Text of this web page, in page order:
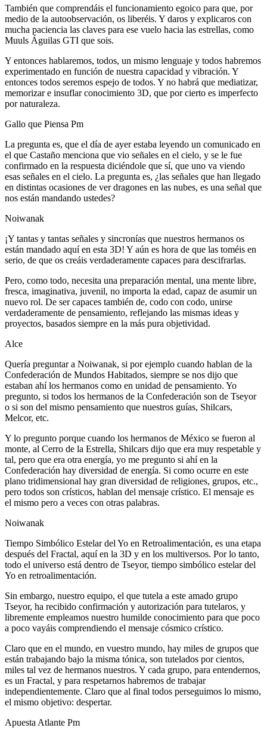
También que comprendáis el funcionamiento egoico para que, por
medio de la autoobservación, os liberéis. Y daros y explicaros con
mucha paciencia las claves para ese vuelo hacia las estrellas, como
Muuls Águilas GTI que sois.
Y entonces hablaremos, todos, un mismo lenguaje y todos habremos
experimentado en función de nuestra capacidad y vibración. Y
entonces todos seremos espejo de todos. Y no habrá que mediatizar,
memorizar e insuflar conocimiento 3D, que por cierto es imperfecto
por naturaleza.
Gallo que Piensa Pm
La pregunta es, que el día de ayer estaba leyendo un comunicado en
el que Castaño menciona que vio señales en el cielo, y se le fue
confirmado en la respuesta diciéndole que sí, que uno va viendo
esas señales en el cielo. La pregunta es, ¿las señales que han llegado
en distintas ocasiones de ver dragones en las nubes, es una señal que
nos están mandando ustedes?
Noiwanak
¡Y tantas y tantas señales y sincronías que nuestros hermanos os
están mandado aquí en esta 3D! Y aún es hora de que las toméis en
serio, de que os creáis verdaderamente capaces para descifrarlas.
Pero, como todo, necesita una preparación mental, una mente libre,
fresca, imaginativa, juvenil, no importa la edad, capaz de asumir un
nuevo rol. De ser capaces también de, codo con codo, unirse
verdaderamente de pensamiento, reflejando las mismas ideas y
proyectos, basados siempre en la más pura objetividad.
Alce
Quería preguntar a Noiwanak, si por ejemplo cuando hablan de la
Confederación de Mundos Habitados, siempre se nos dijo que
estaban ahí los hermanos como en unidad de pensamiento. Yo
pregunto, si todos los hermanos de la Confederación son de Tseyor
o si son del mismo pensamiento que nuestros guías, Shilcars,
Melcor, etc.
Y lo pregunto porque cuando los hermanos de México se fueron al
monte, al Cerro de la Estrella, Shilcars dijo que era muy respetable y
tal, pero que era otra energía, yo me pregunto si ahí en la
Confederación hay diversidad de energía. Si como ocurre en este
plano tridimensional hay gran diversidad de religiones, grupos, etc.,
pero todos son crísticos, hablan del mensaje crístico. El mensaje es
el mismo pero a veces con otras palabras.
Noiwanak
Tiempo Simbólico Estelar del Yo en Retroalimentación, es una etapa
después del Fractal, aquí en la 3D y en los multiversos. Por lo tanto,
todo el universo está dentro de Tseyor, tiempo simbólico estelar del
Yo en retroalimentación.
Sin embargo, nuestro equipo, el que tutela a este amado grupo
Tseyor, ha recibido confirmación y autorización para tutelaros, y
libremente empleamos nuestro humilde conocimiento para que poco
a poco vayáis comprendiendo el mensaje cósmico crístico.
Claro que en el mundo, en vuestro mundo, hay miles de grupos que
están trabajando bajo la misma tónica, son tutelados por cientos,
miles tal vez de hermanos nuestros. Y cada grupo, para entendernos,
es un Fractal, y para respetarnos habremos de trabajar
independientemente. Claro que al final todos perseguimos lo mismo,
el mismo objetivo: despertar.
Apuesta Atlante Pm